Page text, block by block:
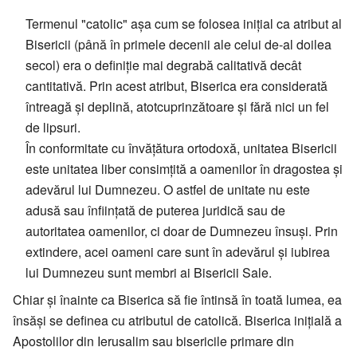
Termenul "catolic" așa cum se folosea inițial ca atribut al
Bisericii (până în primele decenii ale celui de-al doilea
secol) era o definiție mai degrabă calitativă decât
cantitativă. Prin acest atribut, Biserica era considerată
întreagă și deplină, atotcuprinzătoare și fără nici un fel
de lipsuri.
În conformitate cu învățătura ortodoxă, unitatea Bisericii
este unitatea liber consimțită a oamenilor în dragostea și
adevărul lui Dumnezeu. O astfel de unitate nu este
adusă sau înființată de puterea juridică sau de
autoritatea oamenilor, ci doar de Dumnezeu însuși. Prin
extindere, acei oameni care sunt în adevărul și iubirea
lui Dumnezeu sunt membri ai Bisericii Sale.
Chiar și înainte ca Biserica să fie întinsă în toată lumea, ea
însăși se definea cu atributul de catolică. Biserica inițială a
Apostolilor din Ierusalim sau bisericile primare din